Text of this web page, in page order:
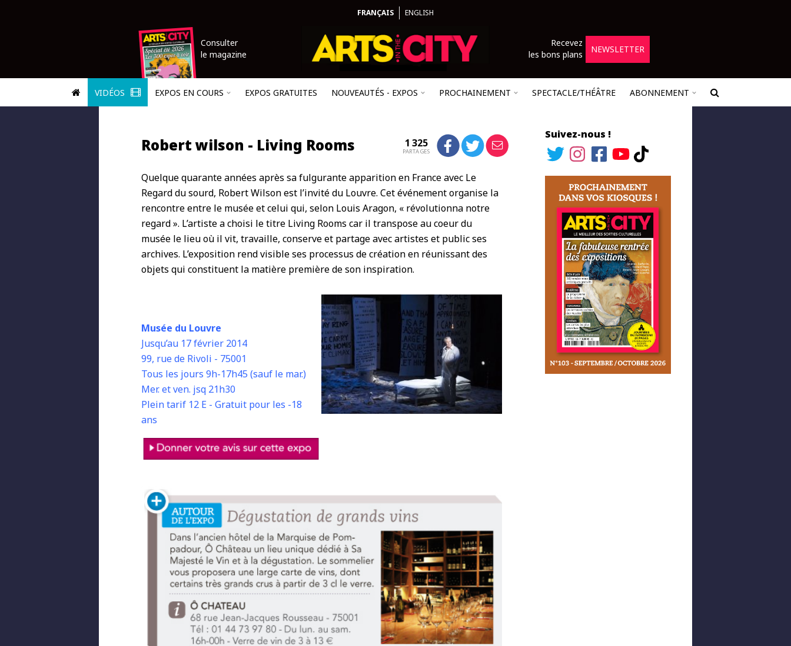
FRANÇAIS ENGLISH
Consulter
le magazine
Recevez
les bons plans
NEWSLETTER
VIDÉOS EXPOS EN COURS EXPOS GRATUITES NOUVEAUTÉS - EXPOS PROCHAINEMENT SPECTACLE/THÉÂTRE ABONNEMENT
Robert wilson - Living Rooms 1 325
PARTAGES
Quelque quarante années après sa fulgurante apparition en France avec Le
Regard du sourd, Robert Wilson est l’invité du Louvre. Cet événement organise la
rencontre entre le musée et celui qui, selon Louis Aragon, « révolutionna notre
regard ». L’artiste a choisi le titre Living Rooms car il transpose au coeur du
musée le lieu où il vit, travaille, conserve et partage avec artistes et public ses
archives. L’exposition rend visible ses processus de création en réunissant des
objets qui constituent la matière première de son inspiration.
Musée du Louvre
Jusqu’au 17 février 2014
99, rue de Rivoli - 75001
Tous les jours 9h-17h45 (sauf le mar.)
Mer. et ven. jsq 21h30
Plein tarif 12 E - Gratuit pour les -18
ans
Suivez-nous !